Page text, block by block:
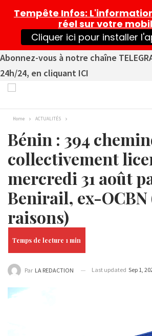
Abonnez-vous à notre chaîne
24h/24, en cliquant ICI
Home ACTUALITÉS
Bénin : 394
collectivement
mercredi 31 août
Benirail, ex-OCBN
raisons)
Par LA REDACTION Last updated Sep 1,
Tempête Infos:
réel sur votre
Cliquer ici pour installer